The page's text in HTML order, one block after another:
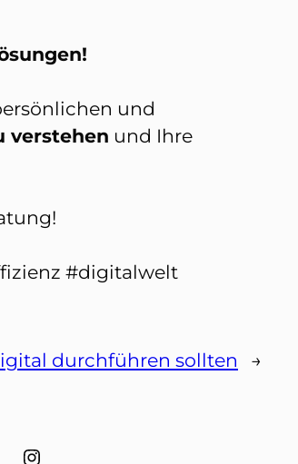
und
verstehen und Ihre
#digitalwelt
durchführen sollten →
Instagram